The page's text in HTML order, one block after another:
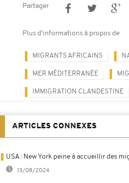
Partager
Plus d'informations à propos de
MIGRANTS AFRICAINS
MER MÉDITERRANÉE
IMMIGRATION CLANDESTINE
ARTICLES CONNEXES
USA : New York peine à accueillir des
13/08/2024